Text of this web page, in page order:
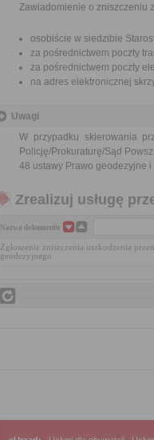
Zawiadomienie o zniszczeniu
osobiście w siedzibie
za pośrednictwem poczty
za pośrednictwem poczty
na adres elektronicznej
Uwagi
W przypadku skierowania
Policję/Prokuraturę/Sąd
48 ustawy Prawo geodezyjne
Zrealizuj usługę
Nazwa dokumentu
Zgłoszenie zniszczenia uszkodzenia
geodezyjnego